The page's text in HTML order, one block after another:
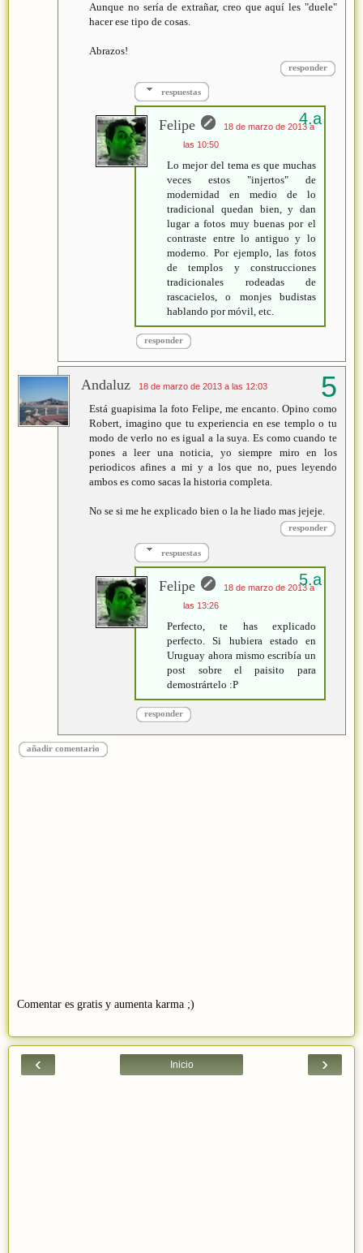
Aunque no sería de extrañar, creo que aquí les "duele"
hacer ese tipo de cosas.
Abrazos!
responder
respuestas
Felipe
18 de marzo de 2013 a
las 10:50
Lo mejor del tema es que muchas
veces estos "injertos" de
modernidad en medio de lo
tradicional quedan bien, y dan
lugar a fotos muy buenas por el
contraste entre lo antiguo y lo
moderno. Por ejemplo, las fotos
de templos y construcciones
tradicionales rodeadas de
rascacielos, o monjes budistas
hablando por móvil, etc.
responder
Andaluz 18 de marzo de 2013 a las 12:03
Está guapisima la foto Felipe, me encanto. Opino como
Robert, imagino que tu experiencia en ese templo o tu
modo de verlo no es igual a la suya. Es como cuando te
pones a leer una noticia, yo siempre miro en los
periodicos afines a mi y a los que no, pues leyendo
ambos es como sacas la historia completa.
No se si me he explicado bien o la he liado mas jejeje.
responder
respuestas
Felipe
18 de marzo de 2013 a
las 13:26
Perfecto, te has explicado
perfecto. Si hubiera estado en
Uruguay ahora mismo escribía un
post sobre el paisito para
demostrártelo :P
responder
añadir comentario
Comentar es gratis y aumenta karma ;)
‹ ›
Inicio